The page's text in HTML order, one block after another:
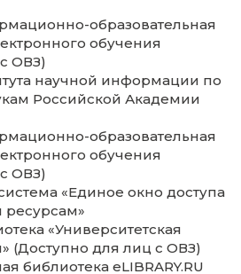
сеть
обучающиеся
к которым имеют доступ
или на договорной основе)
электронных образовательных и
образовательных и
электронного каталога